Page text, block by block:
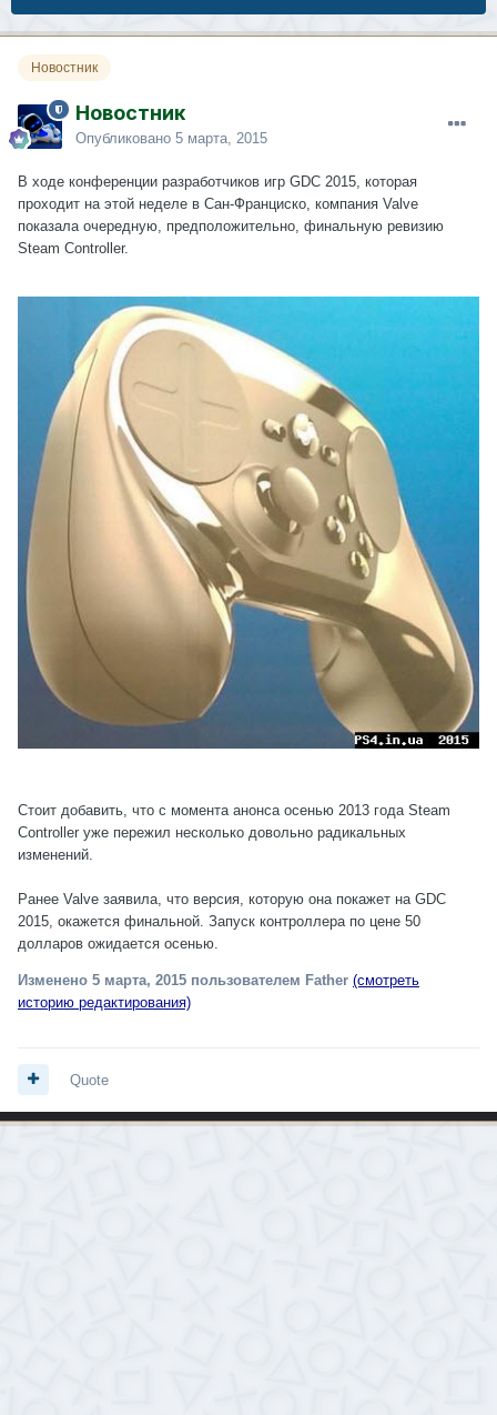
Новостник
Новостник
Опубликовано 5 марта, 2015
В ходе конференции разработчиков игр GDC 2015, которая
проходит на этой неделе в Сан-Франциско, компания Valve
показала очередную, предположительно, финальную ревизию
Steam Controller.
Стоит добавить, что с момента анонса осенью 2013 года Steam
Controller уже пережил несколько довольно радикальных
изменений.
Ранее Valve заявила, что версия, которую она покажет на GDC
2015, окажется финальной. Запуск контроллера по цене 50
долларов ожидается осенью.
Изменено 5 марта, 2015 пользователем Father (смотреть
историю редактирования)
Quote